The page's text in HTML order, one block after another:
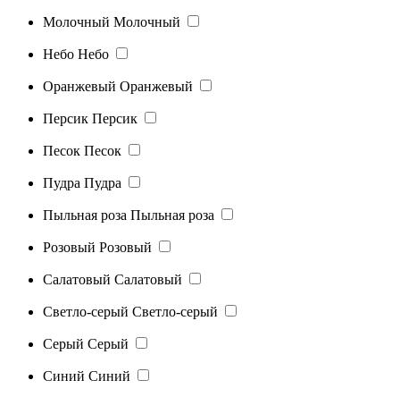
Молочный Молочный
Небо Небо
Оранжевый Оранжевый
Персик Персик
Песок Песок
Пудра Пудра
Пыльная роза Пыльная роза
Розовый Розовый
Салатовый Салатовый
Светло-серый Светло-серый
Серый Серый
Синий Синий